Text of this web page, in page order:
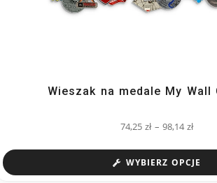
Wieszak na medale My Wall
74,25zł – 98,14zł
WYBIERZ OPCJE